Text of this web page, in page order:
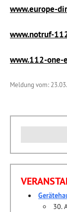
www.europe-
www.notruf-
www.112-one-
Meldung vom:
nach:
30.